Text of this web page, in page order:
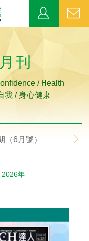
（6月號） 221期
刊
/ Health
我 / 身心健康
年